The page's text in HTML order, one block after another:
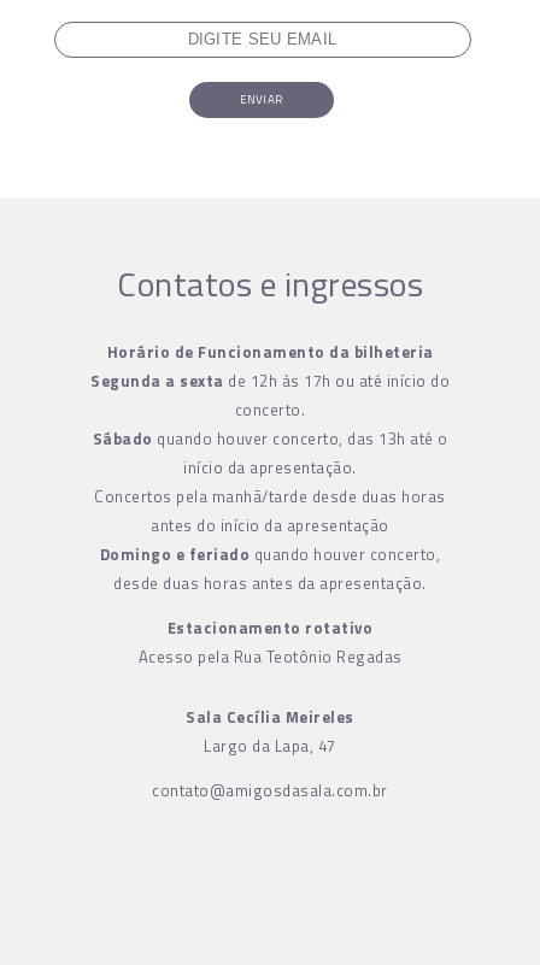
ENVIAR
Contatos e ingressos
Horário de Funcionamento da bilheteria
Segunda a sexta de 12h às 17h ou até início do
concerto.
Sábado quando houver concerto, das 13h até o
início da apresentação.
Concertos pela manhã/tarde desde duas horas
antes do início da apresentação
Domingo e feriado quando houver concerto,
desde duas horas antes da apresentação.
Estacionamento rotativo
Acesso pela Rua Teotônio Regadas
Sala Cecília Meireles
Largo da Lapa, 47
contato@amigosdasala.com.br